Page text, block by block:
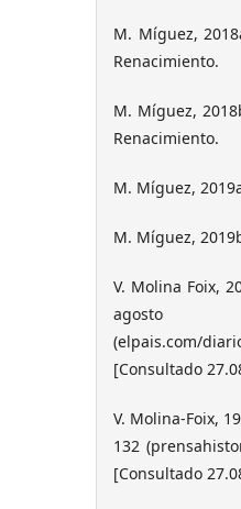
M. Míguez,
Renacimiento.
M. Míguez,
Renacimiento.
M. Míguez,
M. Míguez,
V. Molina Foix,
(elpais.com/
[Consultado
V. Molina-Foix,
132
[Consultado